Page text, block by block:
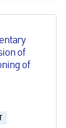
of
of